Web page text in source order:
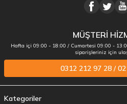
MÜŞTERİ
Hafta içi 09:00 - 18:00 / Cumartesi 09:00 -
siparişleriniz için
0312 212 97 28 /
Kategoriler